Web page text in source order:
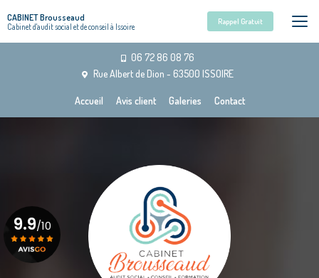
au
contenu
principal
06 72 86 08 76
Rue Albert de Dion - 63500 ISSOIRE
Accueil
Avis client Galeries Contact
CABINET Brousseaud
Cabinet d'audit social et de conseil à Issoire Rappel Gratuit
9.9/10